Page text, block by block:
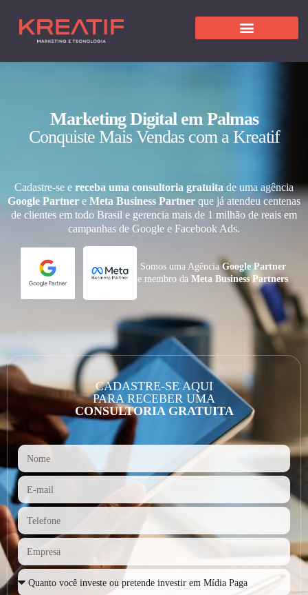
Marketing Digital em Palmas
Conquiste Mais Vendas com a Kreatif
Cadastre-se e receba uma consultoria gratuita de uma agência
Google Partner e Meta Business Partner que já atendeu centenas
de clientes em todo Brasil e gerencia mais de 1 milhão de reais em
campanhas de Google e Facebook Ads.
Somos uma AgênciaGoogle Partner
e membro daMeta Business Partners
CADASTRE-SE AQUI
PARA RECEBER UMA
CONSULTORIA GRATUITA